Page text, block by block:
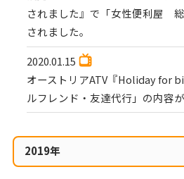
されました』で「女性便利屋
されました。
2020.01.15
オーストリアATV『Holiday for
ルフレンド・友達代行」の内容
2019年